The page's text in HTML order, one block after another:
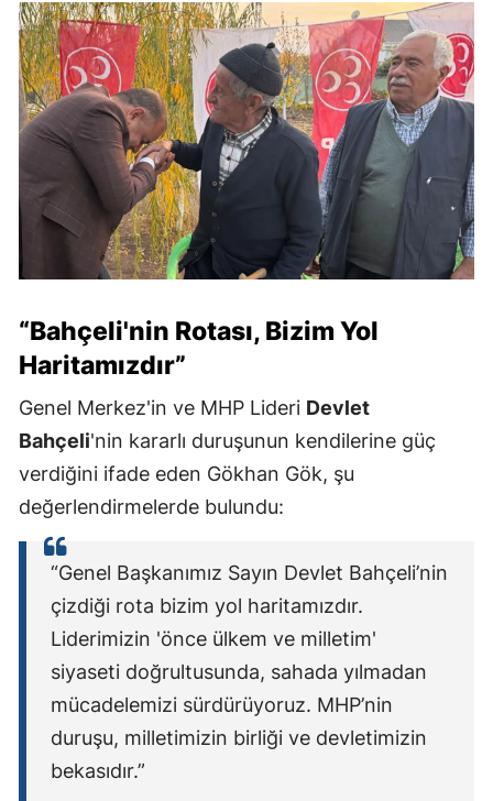
“Bahçeli'nin Rotası, Bizim Yol
Haritamızdır”
Genel Merkez'in ve MHP Lideri Devlet
Bahçeli'nin kararlı duruşunun kendilerine güç
verdiğini ifade eden Gökhan Gök, şu
değerlendirmelerde bulundu:
“Genel Başkanımız Sayın Devlet Bahçeli’nin
çizdiği rota bizim yol haritamızdır.
Liderimizin 'önce ülkem ve milletim'
siyaseti doğrultusunda, sahada yılmadan
mücadelemizi sürdürüyoruz. MHP’nin
duruşu, milletimizin birliği ve devletimizin
bekasıdır.”